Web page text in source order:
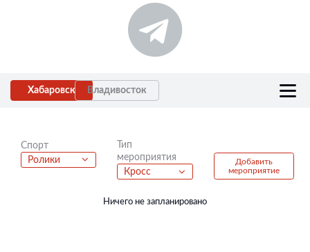
Хабаровск Владивосток
Спорт
Ролики
Тип
мероприятия
Кросс
Добавить
мероприятие
Ничего не запланировано